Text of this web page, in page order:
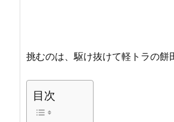
挑むのは、駆け抜けて軽トラの餅
目次